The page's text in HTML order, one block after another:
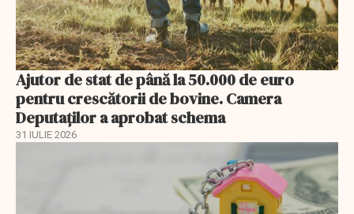
Ajutor de stat de până la 50.000 de euro
pentru crescătorii de bovine. Camera
Deputaților a aprobat schema
31 IULIE 2026